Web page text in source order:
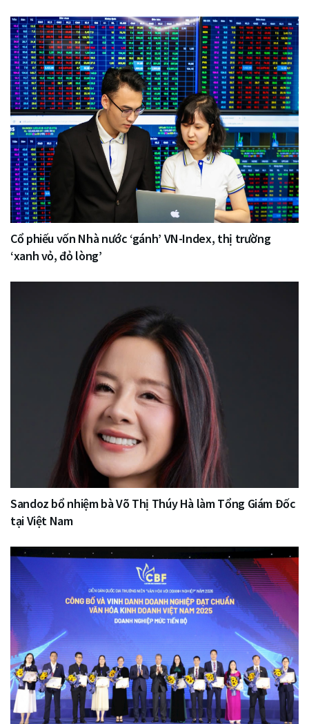
Cổ phiếu vốn Nhà nước ‘gánh’ VN-Index, thị trường
‘xanh vỏ, đỏ lòng’
Sandoz bổ nhiệm bà Võ Thị Thúy Hà làm Tổng Giám Đốc
tại Việt Nam